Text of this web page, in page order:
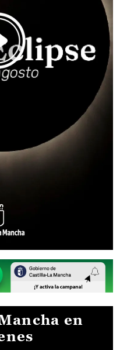
en